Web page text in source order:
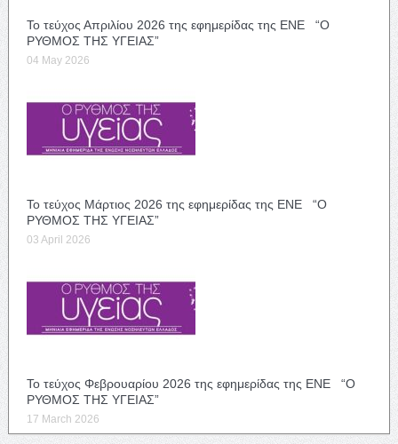
Το τεύχος Απριλίου 2026 της εφημερίδας της ΕΝΕ “Ο
ΡΥΘΜΟΣ ΤΗΣ ΥΓΕΙΑΣ”
04 May 2026
Το τεύχος Μάρτιος 2026 της εφημερίδας της ΕΝΕ “Ο
ΡΥΘΜΟΣ ΤΗΣ ΥΓΕΙΑΣ”
03 April 2026
Το τεύχος Φεβρουαρίου 2026 της εφημερίδας της ΕΝΕ “Ο
ΡΥΘΜΟΣ ΤΗΣ ΥΓΕΙΑΣ”
17 March 2026